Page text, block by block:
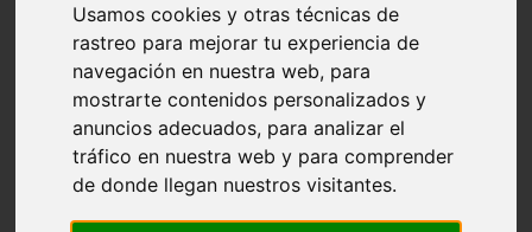
Usamos cookies y otras técnicas de
rastreo para mejorar tu experiencia de
navegación en nuestra web, para
mostrarte contenidos personalizados y
anuncios adecuados, para analizar el
tráfico en nuestra web y para comprender
de donde llegan nuestros visitantes.
Reseña Hentai - Kuroinu: Kedakaki Seijo wa Hakudaku
ni Somaru - Anime en Español